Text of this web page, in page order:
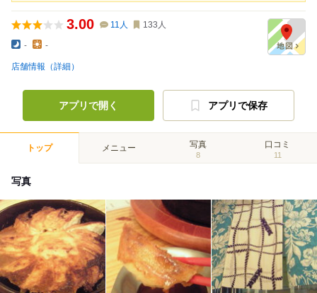
3.00 11 人 133 人
- -
店舗情報（詳細）
アプリで開く アプリで保存
トップ メニュー 写真
8
口コミ
11
写真